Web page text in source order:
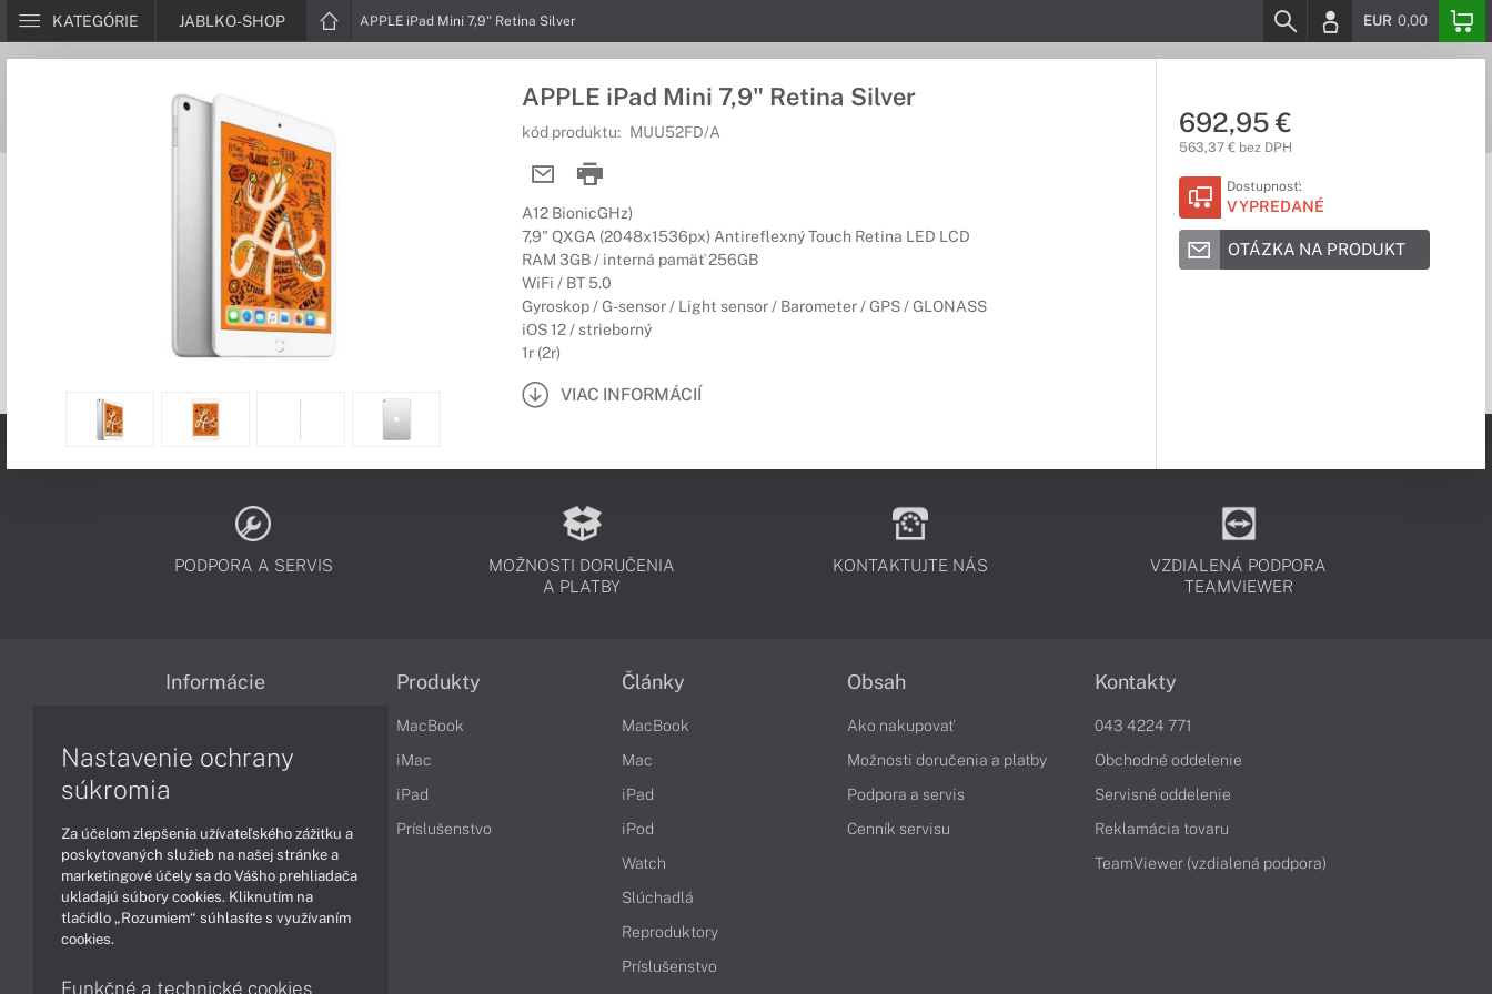
KATEGÓRIE JABLKO-SHOP APPLE iPad Mini 7,9" Retina Silver EUR 0,00
APPLE iPad Mini 7,9" Retina Silver
kód produktu: MUU52FD/A
A12 BionicGHz)
7,9" QXGA (2048x1536px) Antireflexný Touch Retina LED LCD
RAM 3GB / interná pamäť 256GB
WiFi / BT 5.0
Gyroskop / G-sensor / Light sensor / Barometer / GPS / GLONASS
iOS 12 / strieborný
1r (2r)
VIAC INFORMÁCIÍ
692,95 €
563,37 € bez DPH
Dostupnosť:
VYPREDANÉ
OTÁZKA NA PRODUKT
PODPORA A SERVIS
MOŽNOSTI DORUČENIA
A PLATBY
KONTAKTUJTE NÁS
VZDIALENÁ PODPORA
TEAMVIEWER
Informácie
Reklamačné podmienky
Ochrana osobných údajov
Vrátenie tovaru
Vyhlásenie o prístupnosti
Cookies
Produkty
MacBook
iMac
iPad
Príslušenstvo
Články
MacBook
Mac
iPad
iPod
Watch
Slúchadlá
Reproduktory
Príslušenstvo
Obsah
Ako nakupovať
Možnosti doručenia a platby
Podpora a servis
Cenník servisu
Kontakty
043 4224 771
Obchodné oddelenie
Servisné oddelenie
Reklamácia tovaru
TeamViewer (vzdialená podpora)
Nastavenie ochrany
súkromia
Za účelom zlepšenia užívateľského zážitku a
poskytovaných služieb na našej stránke a
marketingové účely sa do Vášho prehliadača
ukladajú súbory cookies. Kliknutím na
tlačidlo „Rozumiem“ súhlasíte s využívaním
cookies.
Funkčné a technické cookies